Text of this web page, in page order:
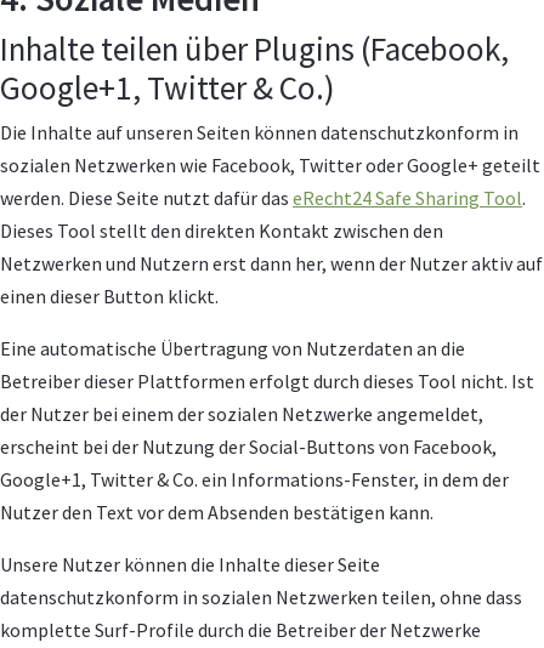
Inhalte teilen über Plugins (Facebook,
Google+1, Twitter & Co.)
Die Inhalte auf unseren Seiten können datenschutzkonform in
sozialen Netzwerken wie Facebook, Twitter oder Google+ geteilt
werden. Diese Seite nutzt dafür das eRecht24 Safe Sharing Tool.
Dieses Tool stellt den direkten Kontakt zwischen den
Netzwerken und Nutzern erst dann her, wenn der Nutzer aktiv auf
einen dieser Button klickt.
Eine automatische Übertragung von Nutzerdaten an die
Betreiber dieser Plattformen erfolgt durch dieses Tool nicht. Ist
der Nutzer bei einem der sozialen Netzwerke angemeldet,
erscheint bei der Nutzung der Social-Buttons von Facebook,
Google+1, Twitter & Co. ein Informations-Fenster, in dem der
Nutzer den Text vor dem Absenden bestätigen kann.
Unsere Nutzer können die Inhalte dieser Seite
datenschutzkonform in sozialen Netzwerken teilen, ohne dass
komplette Surf-Profile durch die Betreiber der Netzwerke